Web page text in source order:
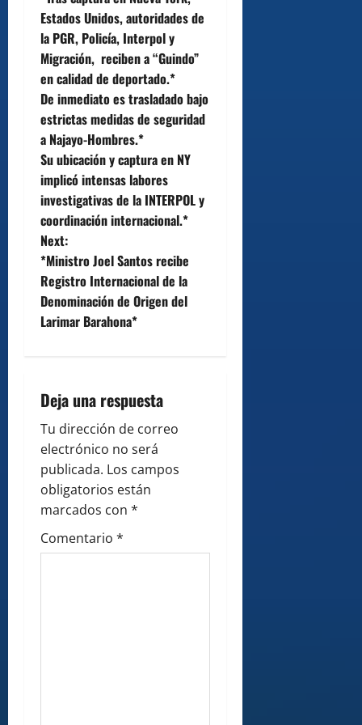
o
s
t
n
a
v
i
g
a
t
o
n
Estados Unidos, autoridades de
la PGR, Policía, Interpol y
Migración, reciben a “Guindo”
en calidad de deportado.*
De inmediato es trasladado bajo
estrictas medidas de seguridad
a Najayo-Hombres.*
Su ubicación y captura en NY
implicó intensas labores
investigativas de la INTERPOL y
coordinación internacional.*
Next:
*Ministro Joel Santos recibe
Registro Internacional de la
Denominación de Origen del
Larimar Barahona*
Deja una respuesta
Tu dirección de correo
electrónico no será
publicada. Los campos
obligatorios están
marcados con *
Comentario *